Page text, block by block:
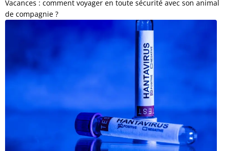
Vacances : comment voyager en toute sécurité avec son animal
de compagnie ?